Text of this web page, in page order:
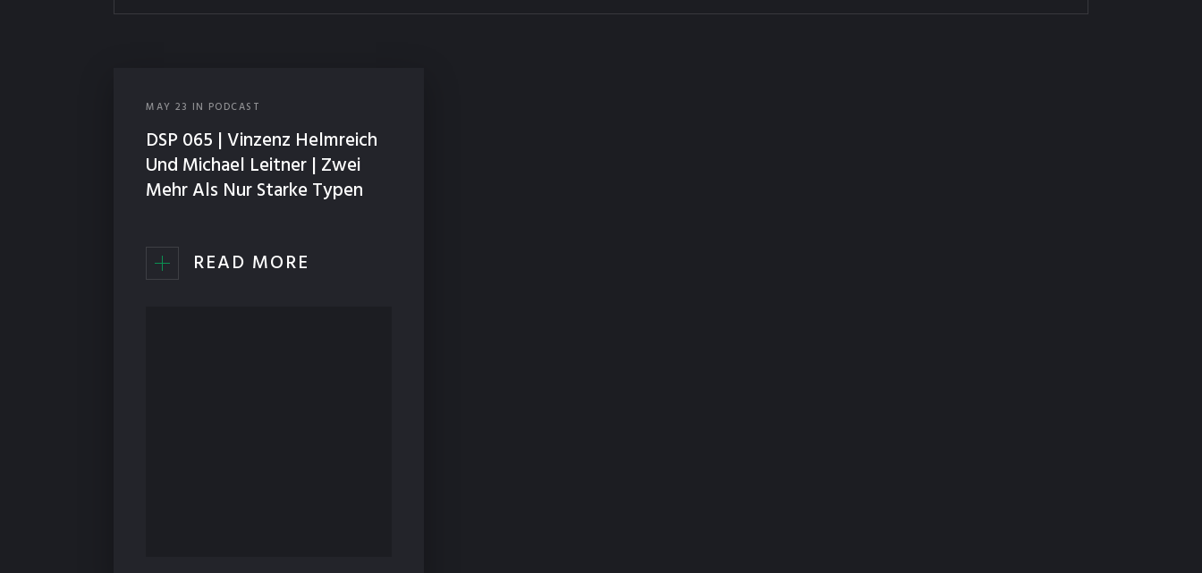
MAY 23 IN PODCAST
DSP 065 | Vinzenz Helmreich
Und Michael Leitner | Zwei
Mehr Als Nur Starke Typen
READ MORE